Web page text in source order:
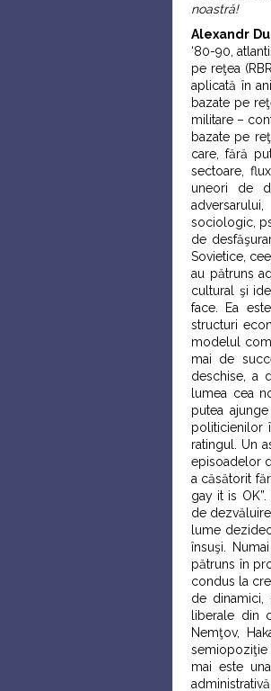
noastră!
Alexandr
‘80-90,
pe reţea
aplicată în
bazate pe
militare –
bazate pe
care, fără
sectoare,
uneori de
sociologic,
de
Sovietice,
au pătruns
cultural şi
face. Ea
structuri
modelul
mai de
deschise, a
lumea cea
putea
politicienilor
ratingul. Un
episoadelor
a căsătorit
gay it is
de
lume
însuşi.
pătruns în
condus la
de dinamici,
liberale din
Nemţov,
semiopoziţie
mai este